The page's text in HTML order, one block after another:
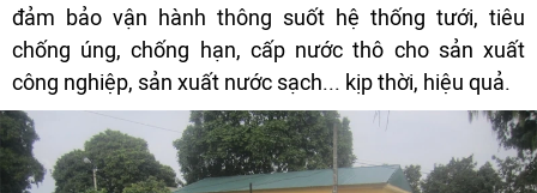
đảm bảo vận hành thông suốt hệ thống tưới, tiêu
chống úng, chống hạn, cấp nước thô cho sản xuất
công nghiệp, sản xuất nước sạch... kịp thời, hiệu quả.